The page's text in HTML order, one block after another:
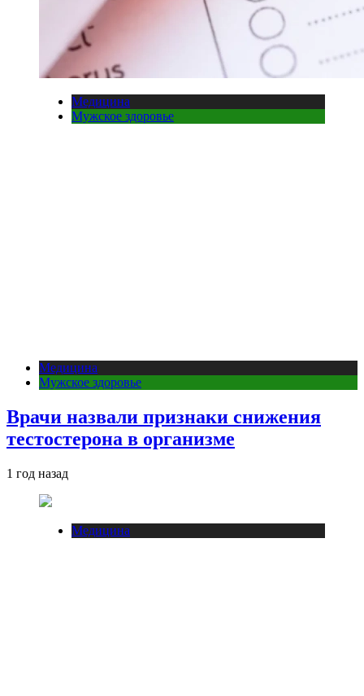
Медицина
Мужское здоровье
Медицина
Мужское здоровье
Врачи назвали признаки снижения
тестостерона в организме
1 год назад
Медицина